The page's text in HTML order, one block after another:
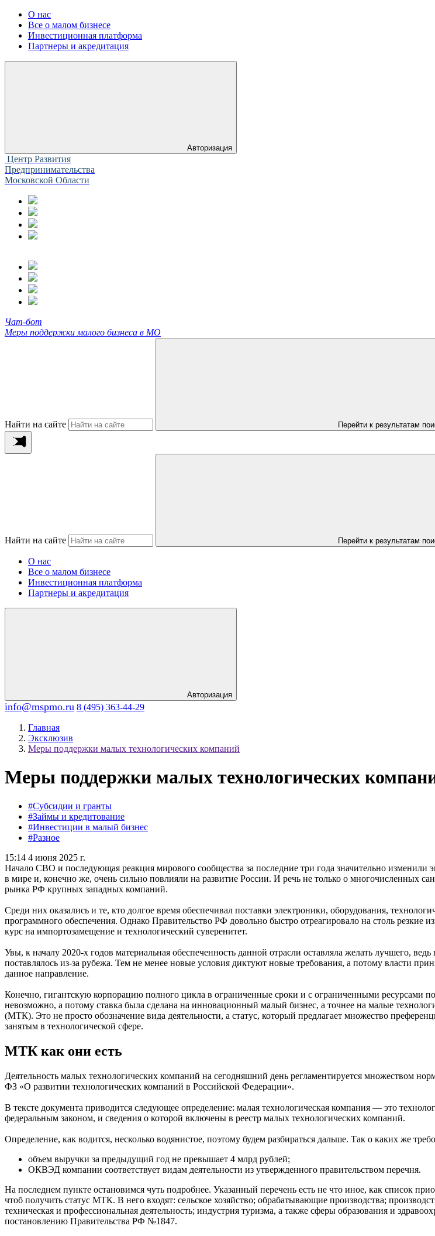
О нас
Все о малом бизнесе
Инвестиционная платформа
Партнеры и акредитация
Авторизация
Центр Развития
Предпринимательства
Московской Области
Чат-бот
Меры поддержки малого бизнеса в МО
Найти на сайте Перейти к результатам
Найти на сайте Перейти к результатам
О нас
Все о малом бизнесе
Инвестиционная платформа
Партнеры и акредитация
Авторизация
info@mspmo.ru 8 (495) 363-44-29
Главная
Эксклюзив
Меры поддержки малых технологических компаний
Меры поддержки малых технологических
#Субсидии и гранты
#Займы и кредитование
#Инвестиции в малый бизнес
#Разное
15:14 4 июня 2025 г.
Начало СВО и последующая реакция мирового сообщества за последние три года значительно изменили
в мире и, конечно же, очень сильно повлияли на развитие России. И речь не только о многочисленных
рынка РФ крупных западных компаний.
Среди них оказались и те, кто долгое время обеспечивал поставки электроники, оборудования,
программного обеспечения. Однако Правительство РФ довольно быстро отреагировало на столь резкие
курс на импортозамещение и технологический суверенитет.
Увы, к началу 2020-х годов материальная обеспеченность данной отрасли оставляла желать лучшего, ведь
поставлялось из-за рубежа. Тем не менее новые условия диктуют новые требования, а потому власти
данное направление.
Конечно, гигантскую корпорацию полного цикла в ограниченные сроки и с ограниченными ресурсами
невозможно, а потому ставка была сделана на инновационный малый бизнес, а точнее на малые
(МТК). Это не просто обозначение вида деятельности, а статус, который предлагает множество
занятым в технологической сфере.
МТК как они есть
Деятельность малых технологических компаний на сегодняшний день регламентируется множеством
ФЗ «О развитии технологических компаний в Российской Федерации».
В тексте документа приводится следующее определение: малая технологическая компания — это
федеральным законом, и сведения о которой включены в реестр малых технологических компаний.
Определение, как водится, несколько водянистое, поэтому будем разбираться дальше. Так о каких же
объем выручки за предыдущий год не превышает 4 млрд рублей;
ОКВЭД компании соответствует видам деятельности из утвержденного правительством перечня.
На последнем пункте остановимся чуть подробнее. Указанный перечень есть не что иное, как список
чтоб получить статус МТК. В него входят: сельское хозяйство; обрабатывающие производства;
техническая и профессиональная деятельность; индустрия туризма, а также сферы образования и
постановлению Правительства РФ №1847.